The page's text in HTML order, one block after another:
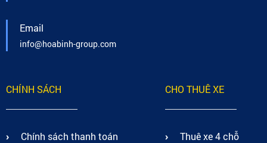
Email
info@hoabinh-group.com
CHÍNH SÁCH
Chính sách thanh toán
CHO THUÊ XE
Thuê xe 4 chỗ